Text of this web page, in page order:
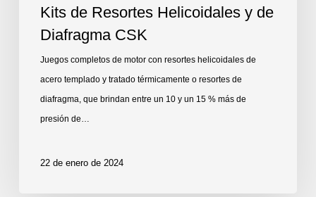
Kits de Resortes Helicoidales y de
Diafragma CSK
Juegos completos de motor con resortes helicoidales de
acero templado y tratado térmicamente o resortes de
diafragma, que brindan entre un 10 y un 15 % más de
presión de…
22 de enero de 2024